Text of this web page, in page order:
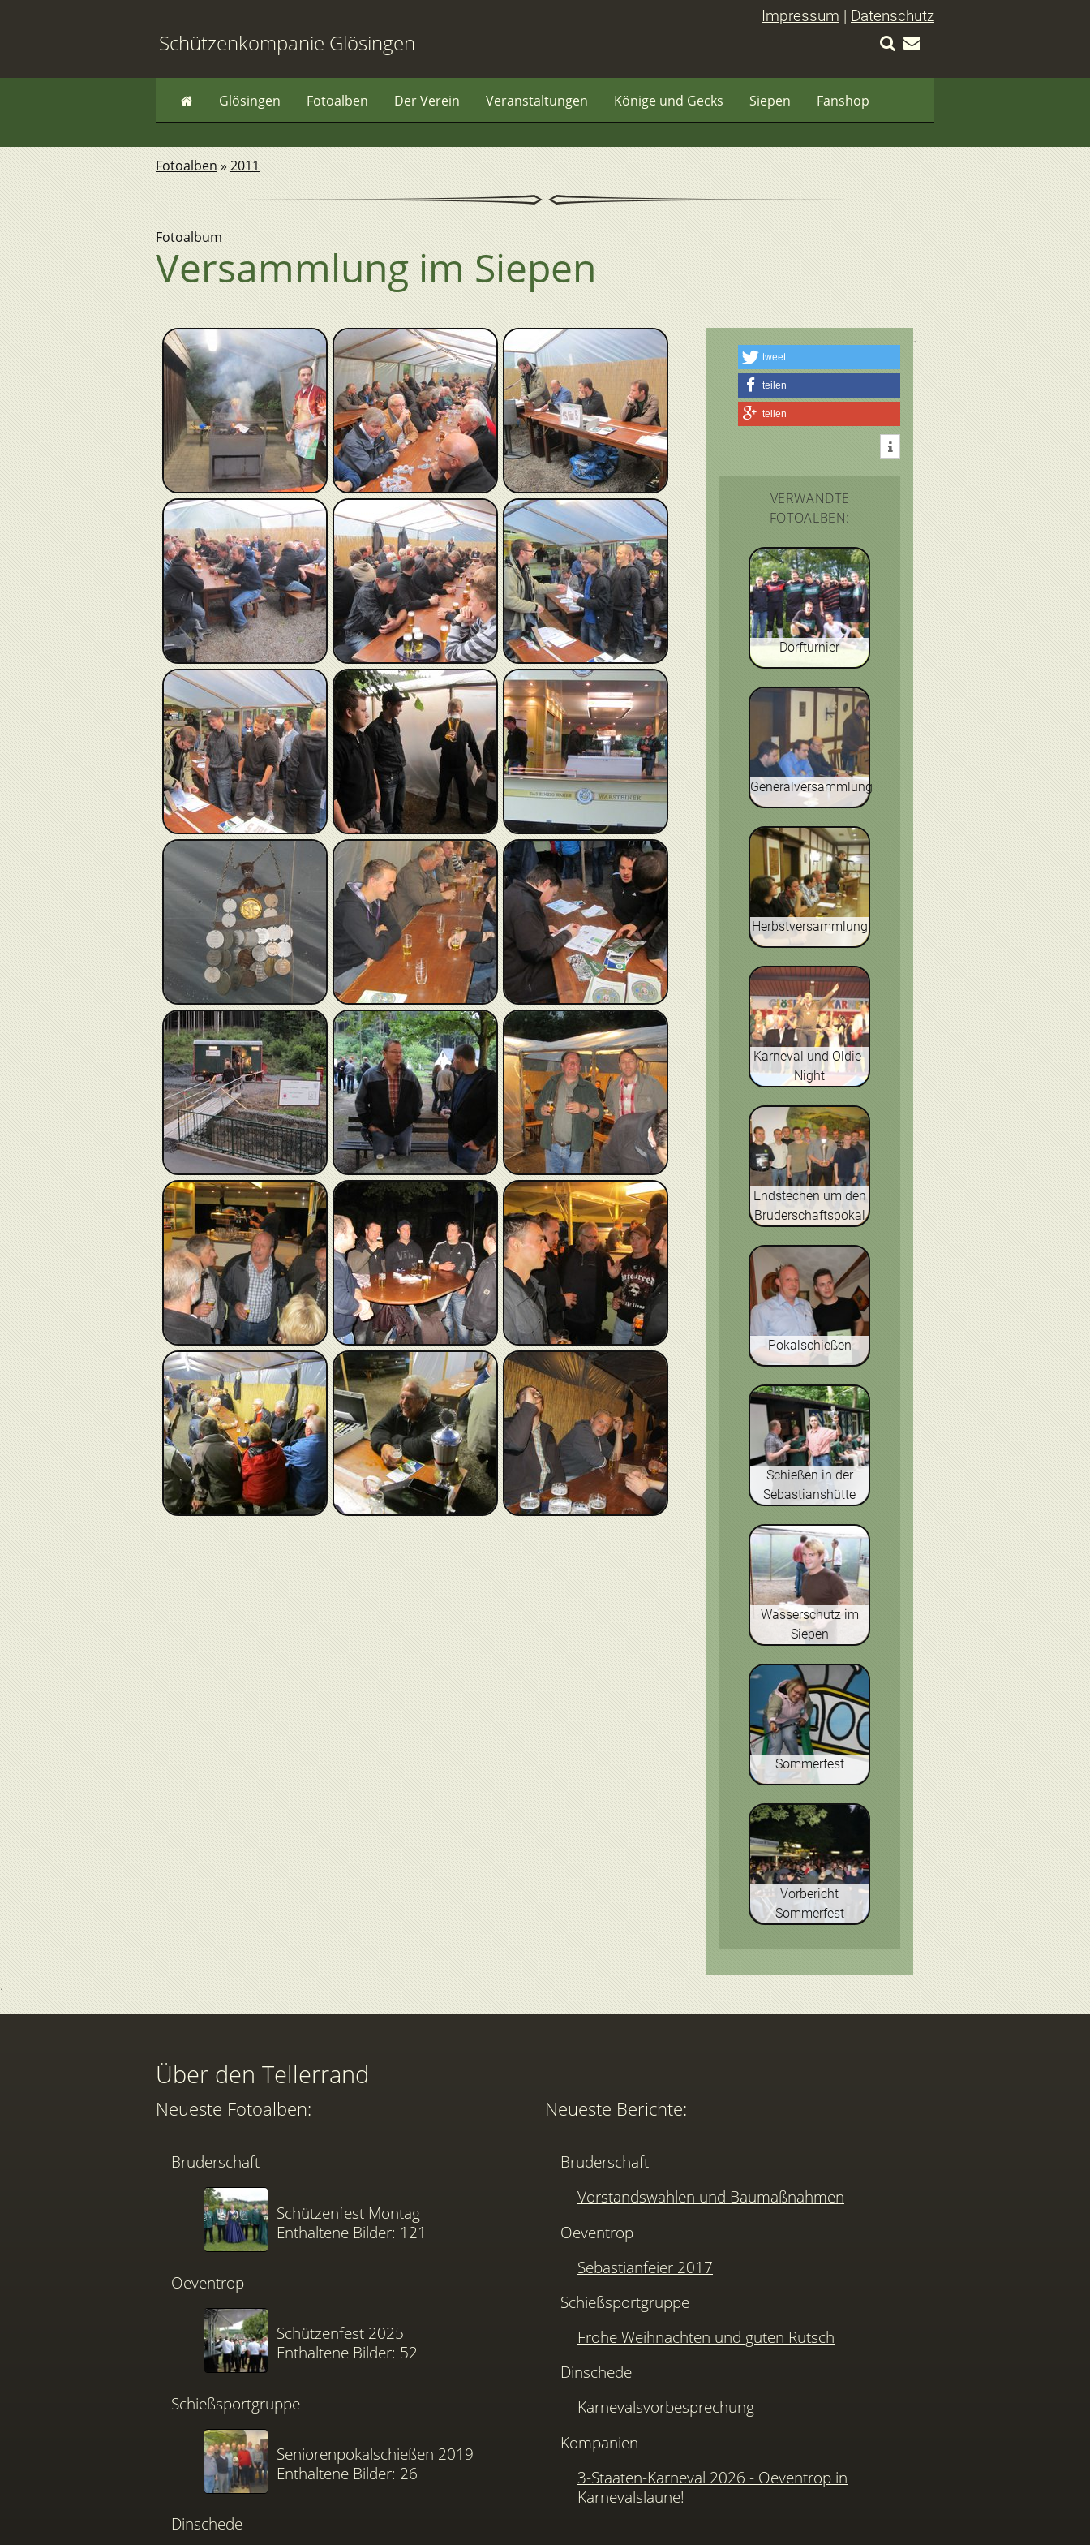
Impressum | Datenschutz
Schützenkompanie Glösingen
Glösingen Fotoalben Der Verein Veranstaltungen Könige und Gecks Siepen Fanshop
Fotoalben » 2011
Fotoalbum
Versammlung im Siepen
tweet
teilen
teilen
VERWANDTE
FOTOALBEN:
Dorfturnier
Generalversammlung
Herbstversammlung
Karneval und Oldie-
Night
Endstechen um den
Bruderschaftspokal
Pokalschießen
Schießen in der
Sebastianshütte
Wasserschutz im
Siepen
Sommerfest
Vorbericht
Sommerfest
Über den Tellerrand
Neueste Fotoalben:
Bruderschaft
Schützenfest Montag
Enthaltene Bilder: 121
Oeventrop
Schützenfest 2025
Enthaltene Bilder: 52
Schießsportgruppe
Seniorenpokalschießen 2019
Enthaltene Bilder: 26
Dinschede
Neueste Berichte:
Bruderschaft
Vorstandswahlen und Baumaßnahmen
Oeventrop
Sebastianfeier 2017
Schießsportgruppe
Frohe Weihnachten und guten Rutsch
Dinschede
Karnevalsvorbesprechung
Kompanien
3-Staaten-Karneval 2026 - Oeventrop in
Karnevalslaune!